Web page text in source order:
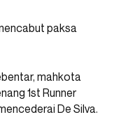
paksa
mahkota
1st Runner
De Silva.